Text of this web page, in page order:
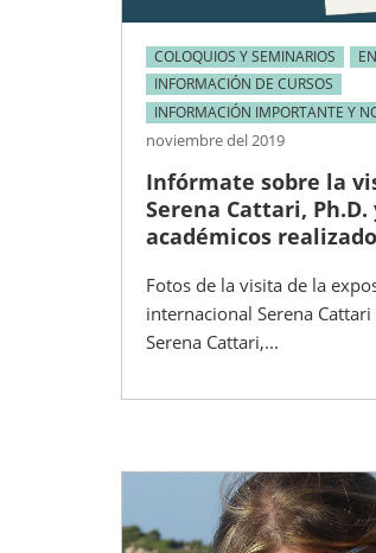
COLOQUIOS Y SEMINARIOS
INFORMACIÓN DE CURSOS
INFORMACIÓN IMPORTANTE Y
noviembre del 2019
Infórmate sobre la
Serena Cattari,
académicos
Fotos de la visita de la
internacional Serena Cattari
Serena Cattari,...